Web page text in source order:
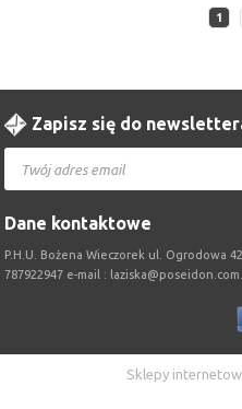
1
Zapisz się do
Dane kontaktowe
P.H.U. Bożena Wieczorek ul. Ogrodowa
787922947 e-mail :
Sklepy